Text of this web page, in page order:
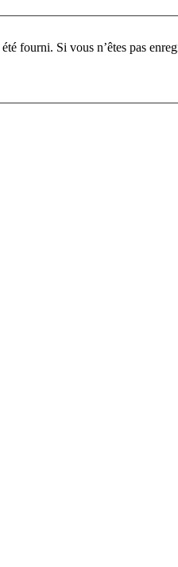
Pour participer à ce forum, vous devez vous enregistrer au préalable. Merci d’indiquer ci-dessous